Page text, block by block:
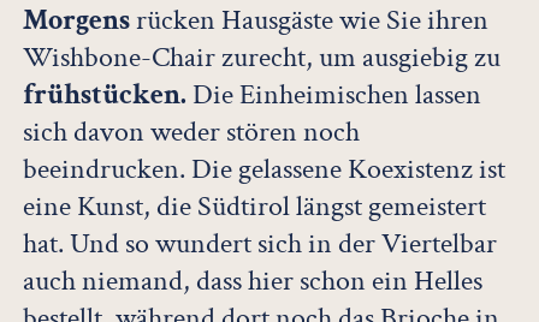
Morgensrücken Hausgäste wie Sie ihren
Wishbone-Chair zurecht, um ausgiebig zu
frühstücken. Die Einheimischen lassen
sich davon weder stören noch
beeindrucken. Die gelassene Koexistenz ist
eine Kunst, die Südtirol längst gemeistert
hat. Und so wundert sich in der Viertelbar
auch niemand, dass hier schon ein Helles